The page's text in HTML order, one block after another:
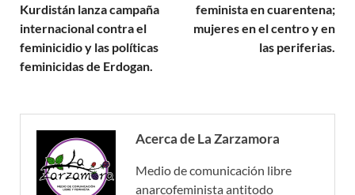
Kurdistán lanza campaña
internacional contra el
feminicidio y las políticas
feminicidas de Erdogan.
feminista en cuarentena;
mujeres en el centro y en
las periferias.
Acerca de La Zarzamora
Medio de comunicación libre
anarcofeminista antitodo